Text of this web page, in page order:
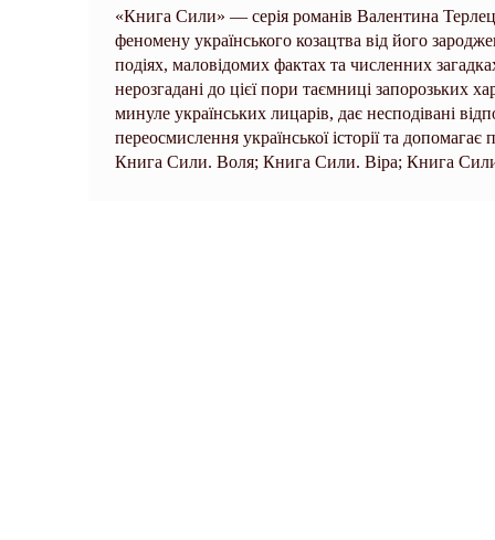
«Книга Сили» — серія романів Валентина
феномену українського козацтва від його
подіях, маловідомих фактах та численних
нерозгадані до цієї пори таємниці запорозьких
минуле українських лицарів, дає несподівані
переосмислення української історії та
Книга Сили. Воля; Книга Сили. Віра; Книга